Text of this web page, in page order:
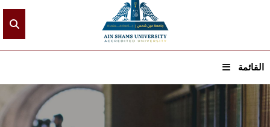
القائمة
الرئيسيـة